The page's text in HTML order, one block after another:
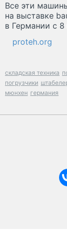
Все эти
на выставке
в Германии с 8
proteh.org
складская техника
погрузчики
мюнхен германия